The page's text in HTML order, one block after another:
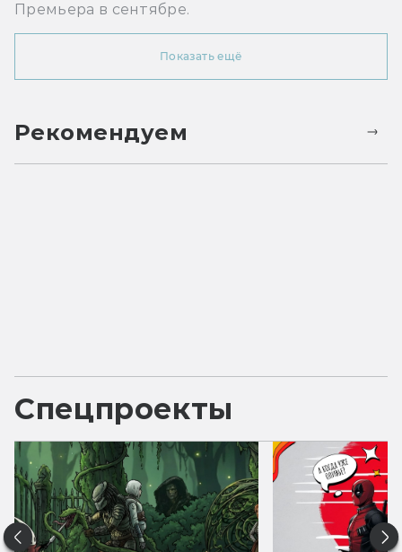
Премьера в сентябре.
Показать ещё
Рекомендуем
Спецпроекты